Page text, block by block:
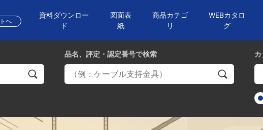
へ
資料ダウンロー
ド
図面表
紙
商品カテゴ
リ
WEBカタロ
グ
品名、評定・認定番号で検索